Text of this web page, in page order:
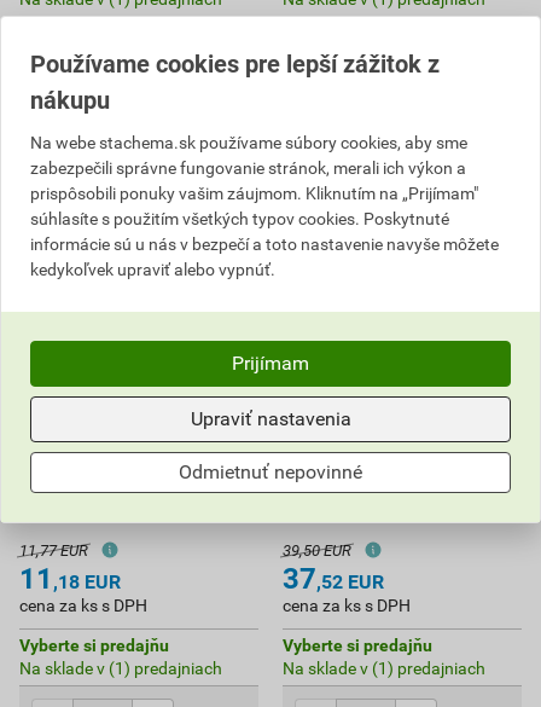
ks
Do košíka
11,18 EUR celkom s DPH 37,52 EUR celkom s DPH
ON300 Terasový olej
11,77 EUR
11 ,18 EUR
cena za ks s DPH
Vyberte si predajňu
Na sklade v (1) predajniach
ON300 Terasový olej
39,50 EUR
37,52 EUR
cena za ks s DPH
Vyberte si predajňu
Na sklade v (1) predajniach
Používame cookies pre lepší zážitok z
nákupu
Na webe stachema.sk používame súbory cookies, aby sme
zabezpečili správne fungovanie stránok, merali ich výkon a
prispôsobili ponuky vašim záujmom. Kliknutím na „Prijímam"
súhlasíte s použitím všetkých typov cookies. Poskytnuté
informácie sú u nás v bezpečí a toto nastavenie navyše môžete
kedykoľvek upraviť alebo vypnúť.
Prijímam
Upraviť nastavenia
Odmietnuť nepovinné